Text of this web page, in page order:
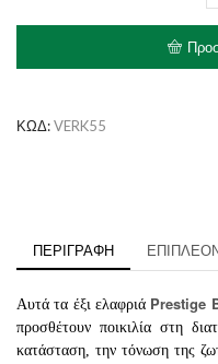
με
ΚΩΔ:VERK55
ΠΕΡΙΓΡΑΦΉ
Αυτά τα έξι ελαφριά Prestige
προσθέτουν ποικιλία στη
κατάσταση, την τόνωση της